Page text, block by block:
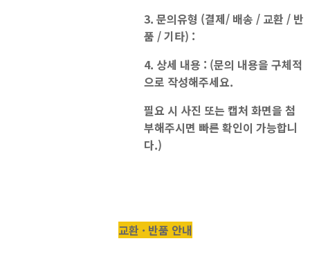
3. 문의유형 (결제/ 배송 / 교환 / 반
품 / 기타) :
4. 상세 내용 : (문의 내용을 구체적
으로 작성해주세요.
필요 시 사진 또는 캡처 화면을 첨
부해주시면 빠른 확인이 가능합니
다.)
교환 · 반품 안내